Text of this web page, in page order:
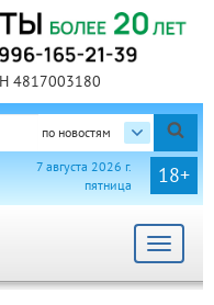
4817003180
по новостям
18+
7 августа 2026 г.
пятница
Toggle